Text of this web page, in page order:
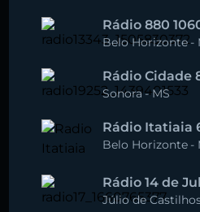
Rádio 880
Belo Horizonte -
Rádio Cidade
Sonora-MS
Rádio Itatiaia
Belo Horizonte -
Rádio 14 de
Júlio de